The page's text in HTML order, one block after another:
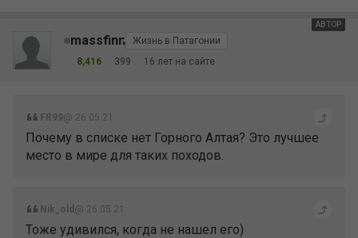
АВТОР
massfinn
Жизнь в Патагонии
8,416
399 16 лет на сайте
FR99@ 26.05.21
Почему в списке нет Горного Алтая? Это лучшее
место в мире для таких походов.
Nik_old @ 26.05.21
Тоже удивился, когда не нашел его)